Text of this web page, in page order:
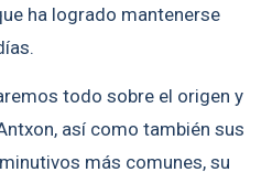
ha logrado mantenerse
todo sobre el origen y
así como también sus
más comunes, su